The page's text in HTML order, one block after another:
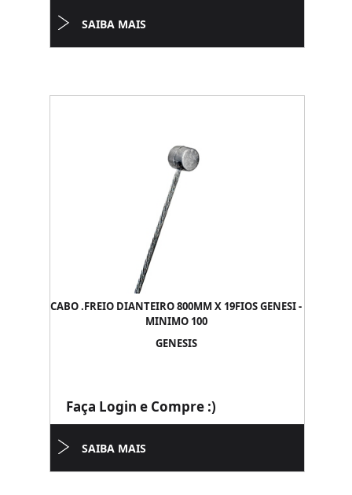
SAIBA MAIS
CABO .FREIO DIANTEIRO 800MM X 19FIOS GENESI -
MINIMO 100
GENESIS
Faça Login e Compre :)
SAIBA MAIS